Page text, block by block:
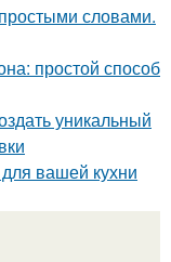
словами.
простой способ
уникальный
вашей кухни